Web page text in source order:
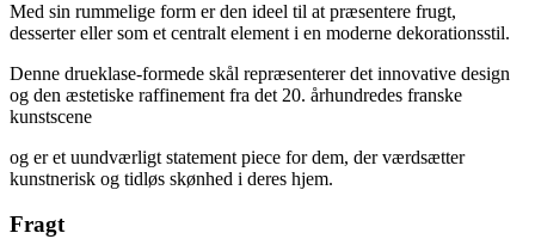
Med sin rummelige form er den ideel til at præsentere frugt,
desserter eller som et centralt element i en moderne dekorationsstil.
Denne drueklase-formede skål repræsenterer det innovative design
og den æstetiske raffinement fra det 20. århundredes franske
kunstscene
og er et uundværligt statement piece for dem, der værdsætter
kunstnerisk og tidløs skønhed i deres hjem.
Fragt